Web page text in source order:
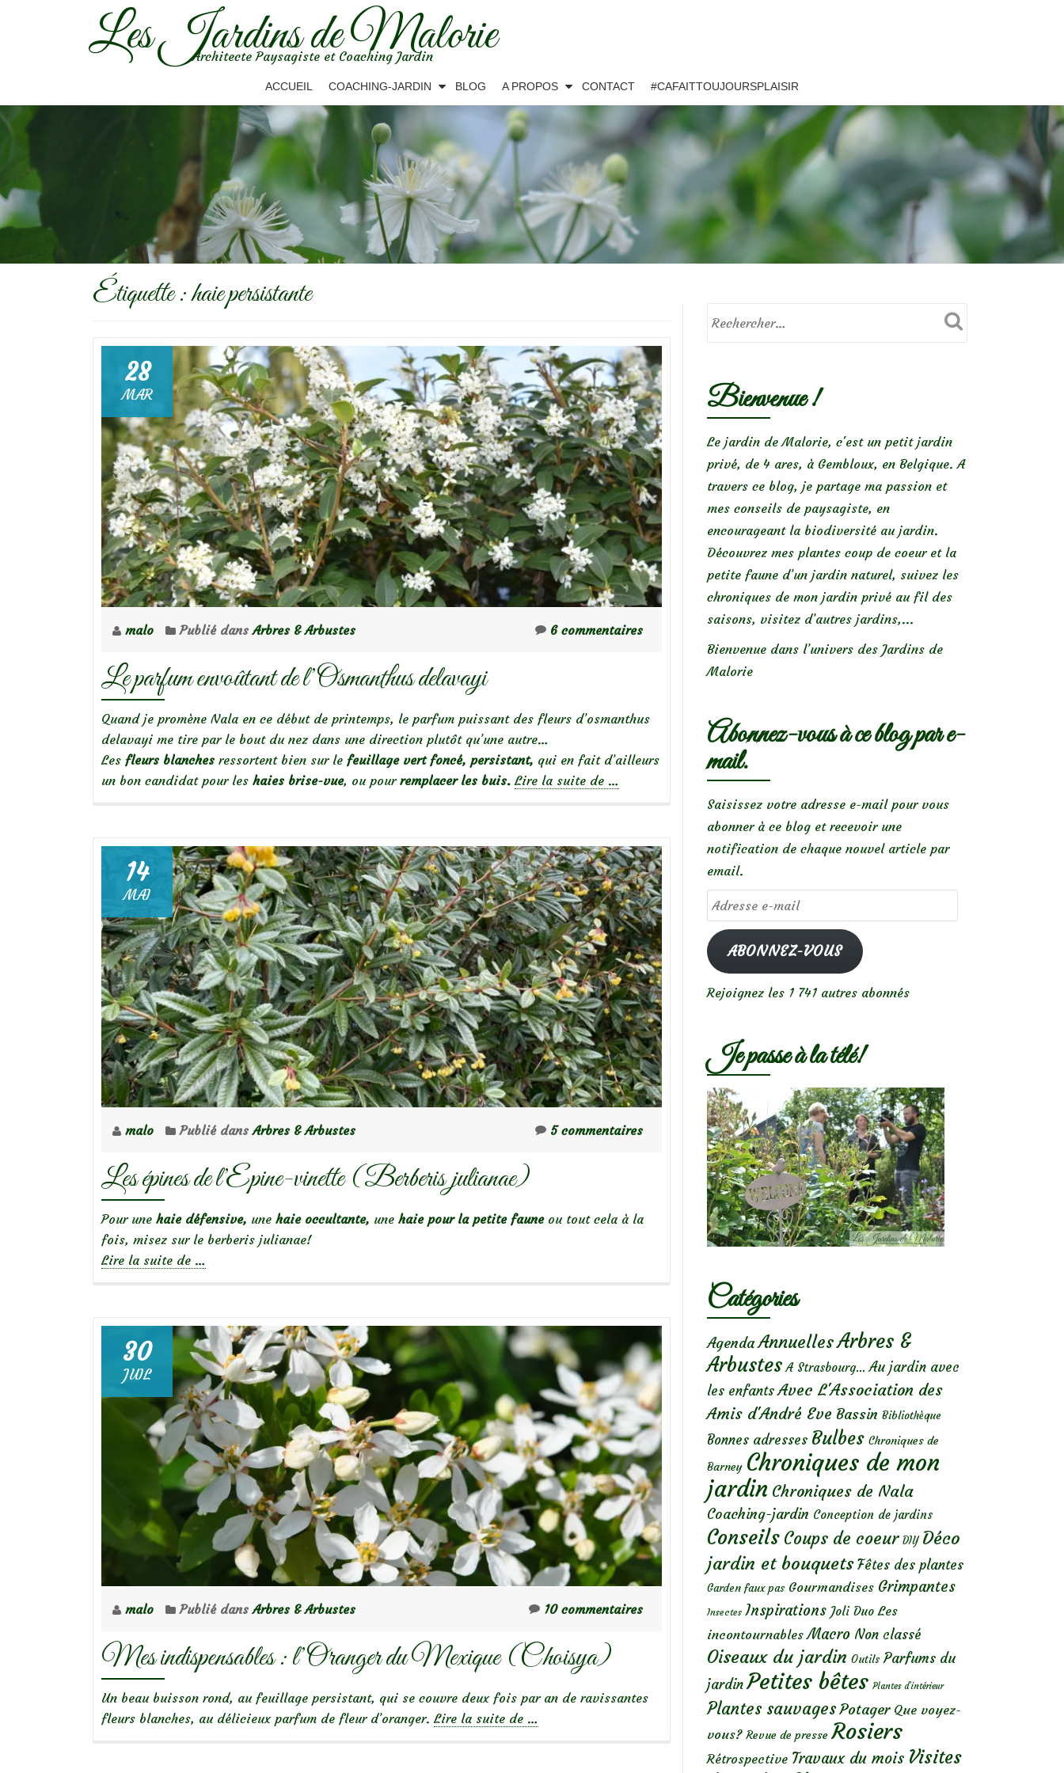
Les Jardins de Malorie
Architecte Paysagiste et Coaching Jardin
ACCUEIL COACHING-JARDIN BLOG A PROPOS CONTACT #CAFAITTOUJOURSPLAISIR
Étiquette :haie persistante
28
MAR
malo Publié dansArbres & Arbustes 6 commentaires
Le parfum envoûtant de l’Osmanthus delavayi
Quand je promène Nala en ce début de printemps, le parfum puissant des fleurs d’osmanthus
delavayi me tire par le bout du nez dans une direction plutôt qu’une autre…
Les fleurs blanches ressortent bien sur le feuillage vert foncé, persistant, qui en fait d’ailleurs
un bon candidat pour les haies brise-vue, ou pour remplacer les buis. Lire la suite de
envoûtant
de
l’Osmanthus
delavayi
…
14
MAI
malo Publié dansArbres & Arbustes 5 commentaires
Les épines de l’Epine-vinette (Berberis julianae)
Pour une haie défensive, une haie occultante, une haie pour la petite faune ou tout cela à la
fois, misez sur le berberis julianae!
Lire la suite de
de
l’Epine-
vinette
(Berberis
julianae)
…
30
JUIL
malo Publié dansArbres & Arbustes 10 commentaires
Mes indispensables : l’Oranger du Mexique (Choisya)
Un beau buisson rond, au feuillage persistant, qui se couvre deux fois par an de ravissantes
fleurs blanches, au délicieux parfum de fleur d’oranger. Lire la suite de à
…
Bienvenue !
Le jardin de Malorie, c'est un petit jardin
privé, de 4 ares, à Gembloux, en Belgique. A
travers ce blog, je partage ma passion et
mes conseils de paysagiste, en
encourageant la biodiversité au jardin.
Découvrez mes plantes coup de coeur et la
petite faune d’un jardin naturel, suivez les
chroniques de mon jardin privé au fil des
saisons, visitez d’autres jardins,...
Bienvenue dans l’univers des Jardins de
Malorie
Abonnez-vous à ce blog par e-
mail.
Saisissez votre adresse e-mail pour vous
abonner à ce blog et recevoir une
notification de chaque nouvel article par
email.
Adresse
e-
mailABONNEZ-VOUS
Rejoignez les 1 741 autres abonnés
Je passe à la télé!
Catégories
Agenda AnnuellesArbres &
Arbustes A Strasbourg... Au jardin avec
les enfants Avec L'Association des
Amis d'André Eve Bassin Bibliothèque
Bonnes adresses Bulbes Chroniques de
Barney Chroniques de mon
jardin Chroniques de Nala
Coaching-jardin Conception de jardins
Conseils Coups de coeur DIY Déco
jardin et bouquets Fêtes des plantes
Garden faux pas Gourmandises Grimpantes
Insectes Inspirations Joli Duo Les
incontournables Macro Non classé
Oiseaux du jardin Outils Parfums du
jardin Petites bêtes Plantes d’intérieur
Plantes sauvages Potager Que voyez-
vous? Revue de presse Rosiers
Rétrospective Travaux du mois Visites